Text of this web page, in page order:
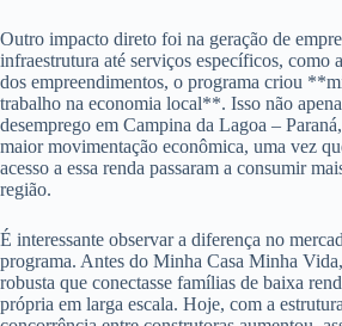
Outro impacto direto foi na geração de
infraestrutura até serviços específicos, como
dos empreendimentos, o programa criou
trabalho na economia local**. Isso não
desemprego em Campina da Lagoa –
maior movimentação econômica, uma vez
acesso a essa renda passaram a consumir
região.
É interessante observar a diferença no
programa. Antes do Minha Casa Minha
robusta que conectasse famílias de baixa
própria em larga escala. Hoje, com a